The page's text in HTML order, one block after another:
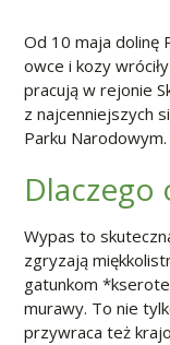
Od 10 maja dolinę
owce i kozy
pracują w rejonie
z najcenniejszych
Parku Narodowym.
Dlaczego
Wypas to
zgryzają
gatunkom
murawy. To nie
przywraca też